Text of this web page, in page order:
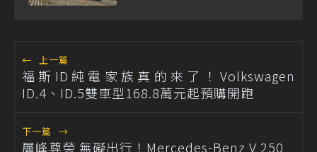
← 上一篇
福斯ID純電家族真的來了！Volkswagen
ID.4、ID.5雙車型168.8萬元起預購開跑
下一篇 →
層峰尊榮 無礙出行！Mercedes-Benz V 250